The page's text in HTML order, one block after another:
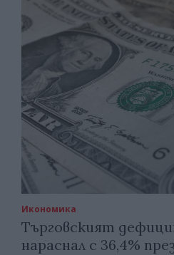
Икономика
Търговският
нараснал с 36,4%